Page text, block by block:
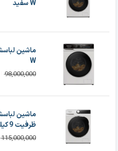
W سفید
W
98,000,000
قیمت
بود.
قیمت
است.
ظرفیت 9 کیلوگرم (سفید)
115,000,000
قیمت
قیمت